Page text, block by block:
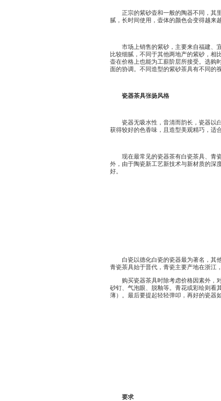
正宗的紫砂壶和一般的陶器不同，其里
腻，长时间使用，壶体的颜色会变得越来
市场上销售的紫砂，主要来自福建、宜
比较细腻，不同于其他两地产的紫砂，相
壶在价格上也能为工薪阶层所接受。选购
面的协调。不同造型的紫砂茶具有不同的
瓷器茶具张扬风格
瓷器无吸水性，音清而韵长，瓷器以白
获得较好的色香味，且造型美观精巧，适
现在最常见的瓷器茶有白瓷茶具、青瓷
外，由于陶瓷新工艺新技术与新材质的深
好。
白瓷以德化白瓷的瓷器最为著名，其他
青瓷茶具始于晋代，青瓷主要产地在浙江
购买瓷器茶具时除考虑价格因素外，
砂钉、气泡眼、脱釉等。青花或彩绘则看
薄）。最后要提起轻轻弹叩，再好的瓷器
要求